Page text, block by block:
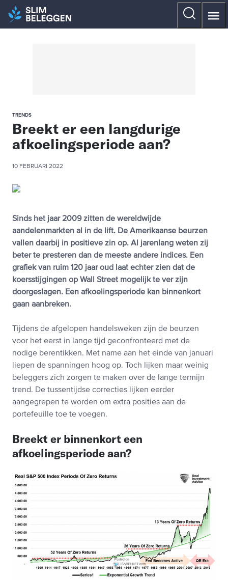
TRENDS
Breekt er een langdurige
afkoelingsperiode aan?
10 FEBRUARI 2022
Sinds het jaar 2009 zitten de wereldwijde
aandelenmarkten al in de lift. De Amerikaanse beurzen
vallen daarbij in positieve zin op. Al jarenlang weten zij
beter te presteren dan de meeste andere indices. Een
grafiek van ruim 120 jaar oud laat echter zien dat de
koersstijgingen op Wall Street mogelijk te ver zijn
doorgeslagen. Een afkoelingsperiode kan binnenkort
gaan aanbreken.
Tijdens de afgelopen handelsweken zijn de beurzen
voor het eerst in lange tijd geconfronteerd met de
nodige berentikken. Met name aan het einde van januari
liepen de spanningen hoog op. Toch lijken maar weinig
beleggers zich zorgen te maken over de lange termijn
trend. De tussentijdse correcties lijken eerder
aangegrepen te worden om extra posities aan de
portefeuille toe te voegen.
Breekt er binnenkort een
afkoelingsperiode aan?